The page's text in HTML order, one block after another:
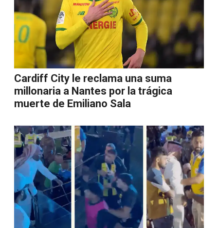
Cardiff City le reclama una suma
millonaria a Nantes por la trágica
muerte de Emiliano Sala